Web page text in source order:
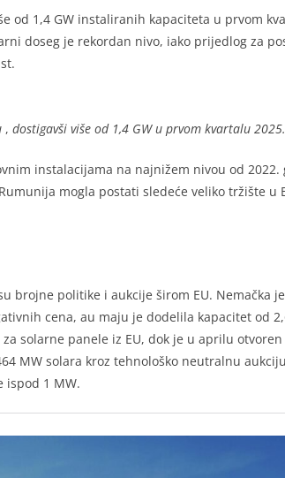
od 1,4 GW instaliranih kapaciteta u prvom
doseg je rekordan nivo, iako prijedlog za
, dostigavši ​​više od 1,4 GW u prvom kvartalu
instalacijama na najnižem nivou od 2022.
mogla postati sledeće veliko tržište u
brojne politike i aukcije širom EU. Nemačka
cena, au maju je dodelila kapacitet od
solarne panele iz EU, dok je u aprilu
MW solara kroz tehnološko neutralnu
ispod 1 MW.